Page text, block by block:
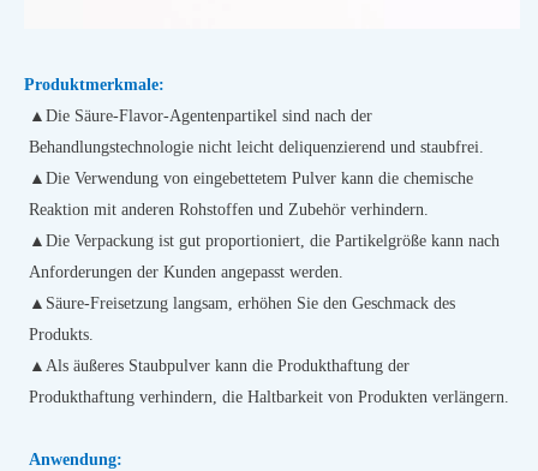
Produktmerkmale:
▲ Die Säure-Flavor-Agentenpartikel sind nach der
Behandlungstechnologie nicht leicht deliquenzierend und staubfrei.
▲ Die Verwendung von eingebettetem Pulver kann die chemische
Reaktion mit anderen Rohstoffen und Zubehör verhindern.
▲ Die Verpackung ist gut proportioniert, die Partikelgröße kann nach
Anforderungen der Kunden angepasst werden.
▲ Säure-Freisetzung langsam, erhöhen Sie den Geschmack des
Produkts.
▲ Als äußeres Staubpulver kann die Produkthaftung der
Produkthaftung verhindern, die Haltbarkeit von Produkten verlängern.
Anwendung: